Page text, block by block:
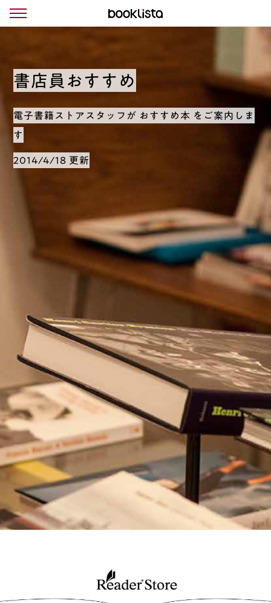
書店員おすすめ
電子書籍ストアスタッフが おすすめ本 をご案内しま
す
2014/4/18 更新